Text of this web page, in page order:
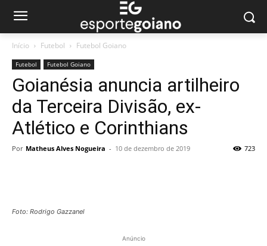
Início Futebol Futebol Goiano
Futebol Futebol Goiano
Goianésia anuncia artilheiro
da Terceira Divisão, ex-
Atlético e Corinthians
Por Matheus Alves Nogueira - 10 de dezembro de 2019 723
Foto: Rodrigo Gazzanel
Anúncio